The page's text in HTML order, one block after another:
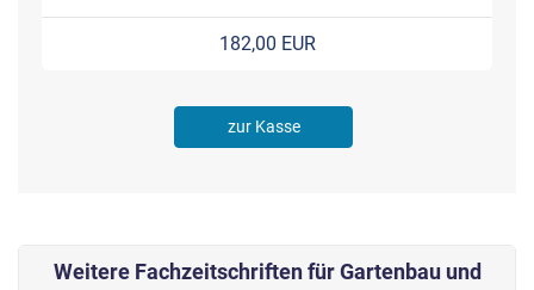
182,00 EUR
zur Kasse
Weitere Fachzeitschriften für Gartenbau und